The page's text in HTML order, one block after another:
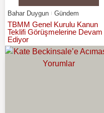
Bahar Duygun Gündem
TBMM Genel Kurulu Kanun
Teklifi Görüşmelerine Devam
Ediyor